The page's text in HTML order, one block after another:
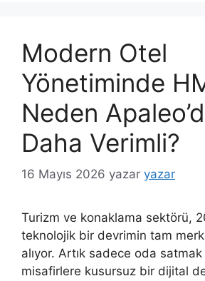
Modern Otel
Yönetiminde
Neden
Daha Verimli?
16 Mayıs 2026 yazar yazar
Turizm ve konaklama sektörü,
teknolojik bir devrimin tam
alıyor. Artık sadece oda
misafirlere kusursuz bir dijital